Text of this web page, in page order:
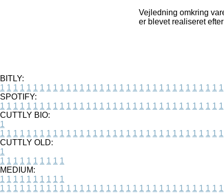
Vejledning omkring
er blevet realiseret
BITLY:
1 1 1 1 1 1 1 1 1 1 1 1 1 1 1 1 1 1 1 1 1 1 1 1 1 1 1 1 1 1 1 1 1 1
SPOTIFY:
1 1 1 1 1 1 1 1 1 1 1 1 1 1 1 1 1 1 1 1 1 1 1 1 1 1 1 1 1 1 1 1 1 1
CUTTLY BIO:
1
1 1 1 1 1 1 1 1 1 1 1 1 1 1 1 1 1 1 1 1 1 1 1 1 1 1 1 1 1 1 1 1 1 1
CUTTLY OLD:
1
1 1 1 1 1 1 1 1 1 1
MEDIUM:
1 1 1 1 1 1 1 1 1 1
1 1 1 1 1 1 1 1 1 1 1 1 1 1 1 1 1 1 1 1 1 1 1 1 1 1 1 1 1 1 1 1 1 1